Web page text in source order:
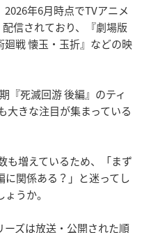
年6月時点でTVアニメ
信されており、『劇場版
戦 懐玉・玉折』などの映
『死滅回游 後編』のティ
大きな注目が集まっている
も増えているため、「まず
関係ある？」と迷ってし
うか。
ズは放送・公開された順